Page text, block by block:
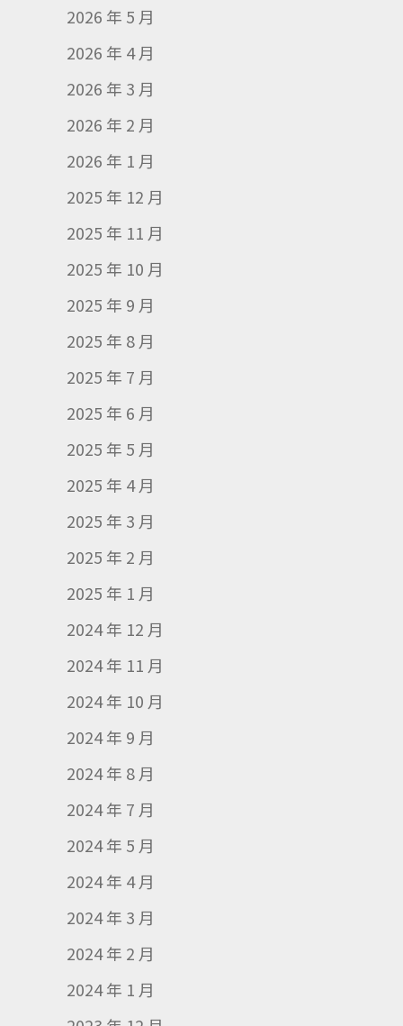
2026 年 5 月
2026 年 4 月
2026 年 3 月
2026 年 2 月
2026 年 1 月
2025 年 12 月
2025 年 11 月
2025 年 10 月
2025 年 9 月
2025 年 8 月
2025 年 7 月
2025 年 6 月
2025 年 5 月
2025 年 4 月
2025 年 3 月
2025 年 2 月
2025 年 1 月
2024 年 12 月
2024 年 11 月
2024 年 10 月
2024 年 9 月
2024 年 8 月
2024 年 7 月
2024 年 5 月
2024 年 4 月
2024 年 3 月
2024 年 2 月
2024 年 1 月